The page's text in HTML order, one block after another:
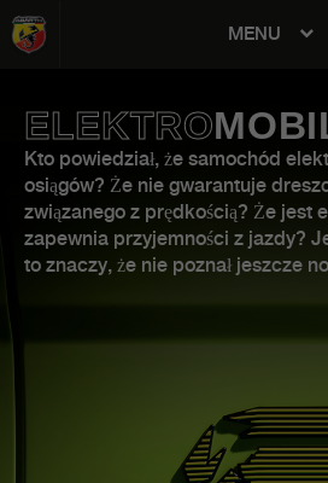
MENU
ELEKTRO
Kto powiedział, że samochód
osiągów? Że nie gwarantuje
związanego z prędkością? Że jest
zapewnia przyjemności z jazdy?
to znaczy, że nie poznał jeszcze